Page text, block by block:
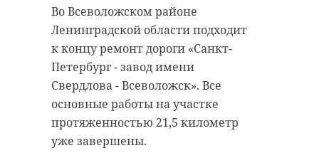
Во Всеволожском районе
Ленинградской области подходит
к концу ремонт дороги «Санкт-
Петербург - завод имени
Свердлова - Всеволожск». Все
основные работы на участке
протяженностью 21,5 километр
уже завершены.
В Москве на Итоговом форуме
Международного волонтерского
корпуса 80-летия Победы
состоялась церемония вручения
знаков «Доброволец России».
Награды был удостоен активист из
Ленинградской области Артем
Пастухов.
Подписывайтесь на нас в
Сотрудники полиции поймали
группу молодых людей, которые
устроили ночной дрифт-заезд на
улицах Санкт-Петербурга и
Ленинградской области. Сначала